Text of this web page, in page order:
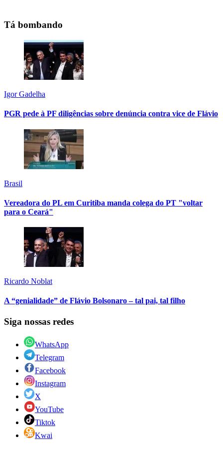
Tá bombando
Igor Gadelha
PGR pede à PF diligências sobre denúncia contra vice de Flávio
Brasil
Vereadora do PL em Curitiba manda colega do PT "voltar
para o Ceará"
Ricardo Noblat
A “genialidade” de Flávio Bolsonaro – tal pai, tal filho
Siga nossas redes
WhatsApp
Telegram
Facebook
Instagram
X
YouTube
Tiktok
Kwai